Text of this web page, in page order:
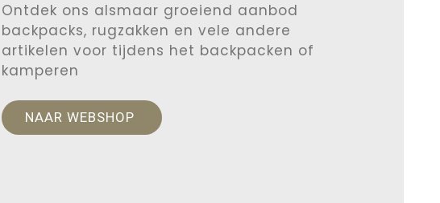
Ontdek ons alsmaar groeiend aanbod
backpacks, rugzakken en vele andere
artikelen voor tijdens het backpacken of
kamperen
NAAR WEBSHOP